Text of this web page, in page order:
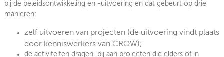
bij de beleidsontwikkeling en -uitvoering en dat gebeurt op drie
manieren:
zelf uitvoeren van projecten (de uitvoering vindt plaats
door kenniswerkers van CROW);
de activiteiten dragen bij aan projecten die elders of in